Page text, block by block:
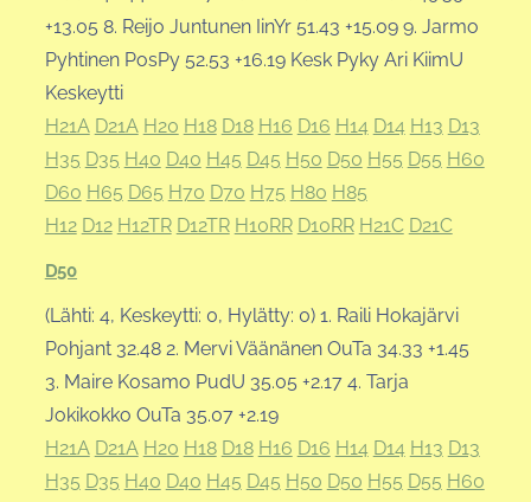
+13.05 8. Reijo Juntunen IinYr 51.43 +15.09 9. Jarmo
Pyhtinen PosPy 52.53 +16.19 Kesk Pyky Ari KiimU
Keskeytti
H21A D21A H20 H18 D18 H16 D16 H14 D14 H13 D13
H35 D35 H40 D40 H45 D45 H50 D50 H55 D55 H60
D60 H65 D65 H70 D70 H75 H80 H85
H12 D12 H12TR D12TR H10RR D10RR H21C D21C
D50
(Lähti: 4, Keskeytti: 0, Hylätty: 0) 1. Raili Hokajärvi
Pohjant 32.48 2. Mervi Väänänen OuTa 34.33 +1.45
3. Maire Kosamo PudU 35.05 +2.17 4. Tarja
Jokikokko OuTa 35.07 +2.19
H21A D21A H20 H18 D18 H16 D16 H14 D14 H13 D13
H35 D35 H40 D40 H45 D45 H50 D50 H55 D55 H60